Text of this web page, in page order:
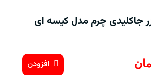
جاکلیدی چرم مدل کیسه ای
افزودن